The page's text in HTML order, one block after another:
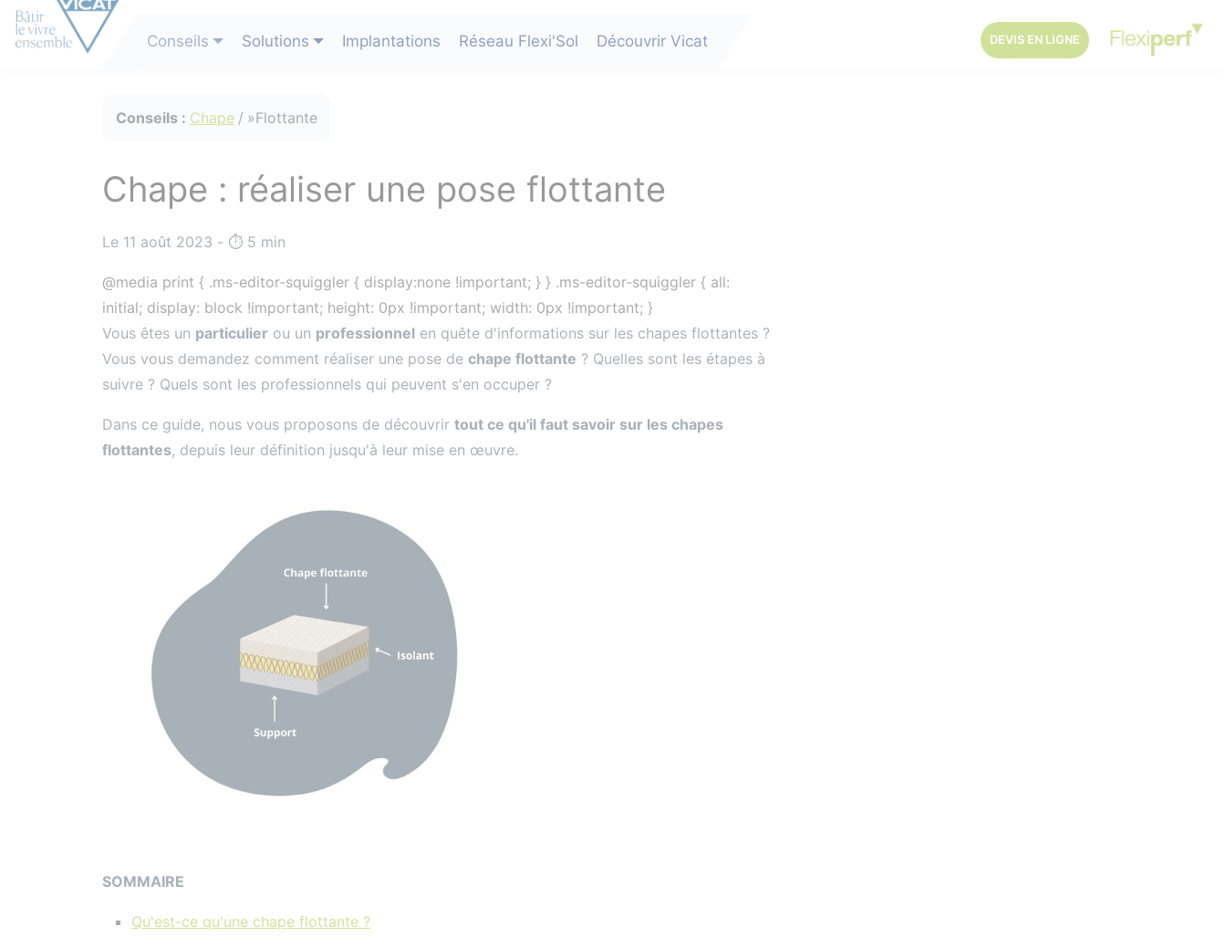
Conseils Solutions Implantations Réseau Flexi'Sol Découvrir Vicat DEVIS EN LIGNE
Conseils : Chape Flottante
Chape : réaliser une pose flottante
Le 11 août 2023 - ⏱️️ 5 min
@media print { .ms-editor-squiggler { display:none !important; } } .ms-editor-squiggler { all:
initial; display: block !important; height: 0px !important; width: 0px !important; }
Vous êtes un particulier ou un professionnel en quête d'informations sur les chapes flottantes ?
Vous vous demandez comment réaliser une pose de chape flottante ? Quelles sont les étapes à
suivre ? Quels sont les professionnels qui peuvent s'en occuper ?
Dans ce guide, nous vous proposons de découvrir tout ce qu'il faut savoir sur les chapes
flottantes, depuis leur définition jusqu'à leur mise en œuvre.
SOMMAIRE
Qu'est-ce qu'une chape flottante ?